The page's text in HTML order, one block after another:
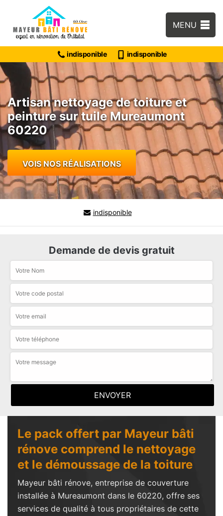
MENU
indisponible indisponible
Artisan nettoyage de toiture et
peinture sur tuile Mureaumont
60220
VOIS NOS RÉALISATIONS
indisponible
Demande de devis gratuit
Le pack offert par Mayeur bâti
rénove comprend le nettoyage
et le démoussage de la toiture
Mayeur bâti rénove, entreprise de couverture
installée à Mureaumont dans le 60220, offre ses
services de qualité à tous propriétaires de cette